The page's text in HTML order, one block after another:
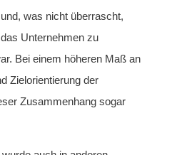
was nicht überrascht,
Unternehmen zu
Bei einem höheren Maß an
Zielorientierung der
Zusammenhang sogar